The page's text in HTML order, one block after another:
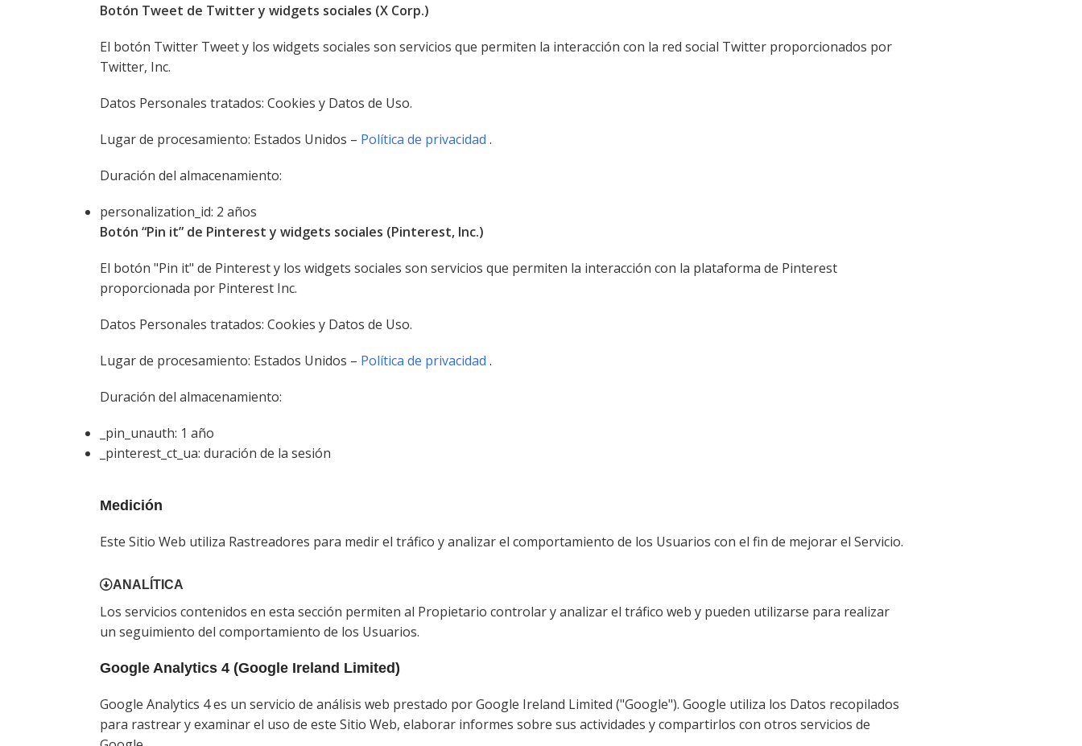
Botón Tweet de Twitter y widgets sociales (X Corp.)
El botón Twitter Tweet y los widgets sociales son servicios que permiten la interacción con la red social Twitter proporcionados por
Twitter, Inc.
Datos Personales tratados: Cookies y Datos de Uso.
Lugar de procesamiento: Estados Unidos – Política de privacidad .
Duración del almacenamiento:
personalization_id: 2 años
Botón “Pin it” de Pinterest y widgets sociales (Pinterest, Inc.)
El botón "Pin it" de Pinterest y los widgets sociales son servicios que permiten la interacción con la plataforma de Pinterest
proporcionada por Pinterest Inc.
Datos Personales tratados: Cookies y Datos de Uso.
Lugar de procesamiento: Estados Unidos – Política de privacidad .
Duración del almacenamiento:
_pin_unauth: 1 año
_pinterest_ct_ua: duración de la sesión
Medición
Este Sitio Web utiliza Rastreadores para medir el tráfico y analizar el comportamiento de los Usuarios con el fin de mejorar el Servicio.
ANALÍTICA
Los servicios contenidos en esta sección permiten al Propietario controlar y analizar el tráfico web y pueden utilizarse para realizar
un seguimiento del comportamiento de los Usuarios.
Google Analytics 4 (Google Ireland Limited)
Google Analytics 4 es un servicio de análisis web prestado por Google Ireland Limited ("Google"). Google utiliza los Datos recopilados
para rastrear y examinar el uso de este Sitio Web, elaborar informes sobre sus actividades y compartirlos con otros servicios de